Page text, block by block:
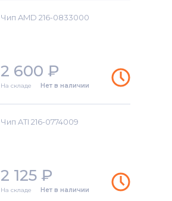
Чип AMD 216-0833000
2 600 ₽
На складе Нет в наличии
Чип ATI 216-0774009
2 125 ₽
На складе Нет в наличии